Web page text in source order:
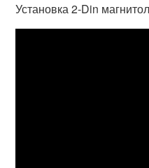
Установка 2-Din